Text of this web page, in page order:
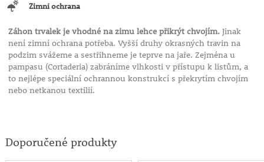
Zimní ochrana
Záhon trvalek je vhodné na zimu lehce přikrýt chvojím.Jinak
není zimní ochrana potřeba. Vyšší druhy okrasných travin na
podzim svážeme a sestřihneme je teprve na jaře. Zejména u
pampasu (Cortaderia) zabráníme vlhkosti v přístupu k listům, a
to nejlépe speciální ochrannou konstrukcí s překrytím chvojím
nebo netkanou textilií.
Doporučené produkty